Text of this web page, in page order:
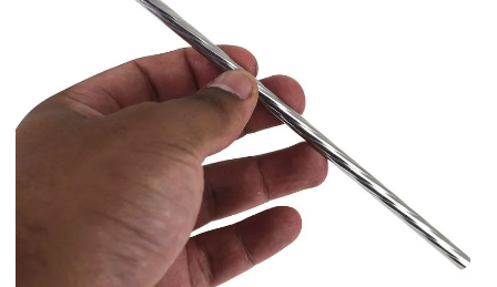
Microtubos de inox em curitiba
Microtubos de inox em Porto Alegre
Microtubos de inox em Ribeirão Preto
Microtubos de inox em São Carlos
Microtubos de inox em São Paulo